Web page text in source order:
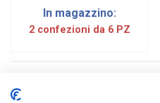
In magazzino:
2 confezioni da 6 PZ